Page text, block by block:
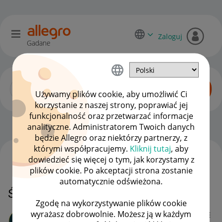
Używamy plików cookie, aby umożliwić Ci
korzystanie z naszej strony, poprawiać jej
funkcjonalność oraz przetwarzać informacje
analityczne. Administratorem Twoich danych
będzie Allegro oraz niektórzy partnerzy, z
którymi współpracujemy. Kliknij tutaj, aby
dowiedzieć się więcej o tym, jak korzystamy z
plików cookie. Po akceptacji strona zostanie
automatycznie odświeżona.
Zgodę na wykorzystywanie plików cookie
wyrażasz dobrowolnie. Możesz ją w każdym
Gadane
Zaloguj
Zaawansowani sprzedawcy OPCJE
Środki.
Safe_Home_Europe
WSZYSTKIE TEMATY